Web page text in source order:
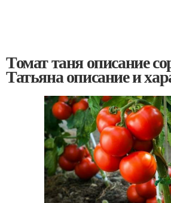
Томат таня описание
Татьяна описание и